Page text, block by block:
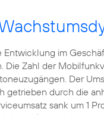
Entwicklung im
Die Zahl der
Der
getrieben durch die
sank um 1